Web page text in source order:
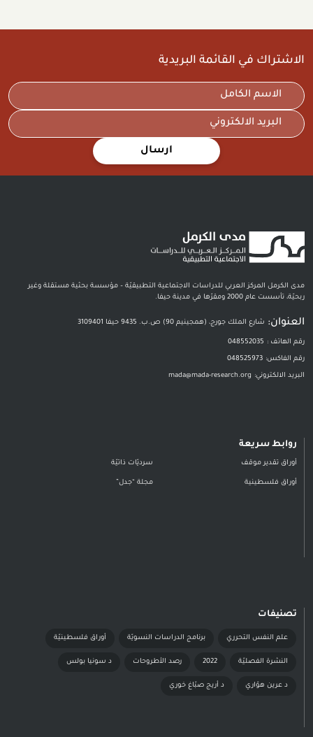
الاشتراك في القائمة البريدية
ارسال
مدى الكرمل المركز العربي للدراسات الاجتماعية التطبيقيّة – مؤسسة بحثية مستقلة وغير
ربحيّة، تأسست عام 2000 ومقرّها في مدينة حيفا.
العنوان: شارع الملك جورج، (همجينيم 90) ص.ب. 9435 حيفا 3109401
رقم الهاتف : 048552035
رقم الفاكس: 048525973
البريد الالكتروني: mada@mada-research.org
روابط سريعة
أوراق تقدير موقف سرديّات ذاتيّة
أوراق فلسطينية مجلة “جدل”
تصنيفات
علم النفس التحرري برنامج الدراسات النسويّة أوراق فلسطينيّة
النشرة الفصليّة 2022 رصد الأطروحات د سونيا بولس
د عرين هوّاري د أريج صبّاغ خوري